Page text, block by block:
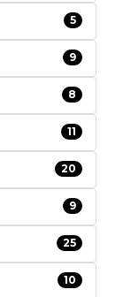
5
9
8
11
20
9
25
10